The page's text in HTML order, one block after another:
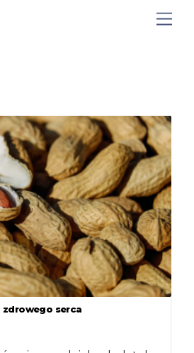
zdrowego serca